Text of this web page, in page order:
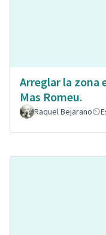
Arreglar la zona
Mas Romeu.
Raquel Bejarano